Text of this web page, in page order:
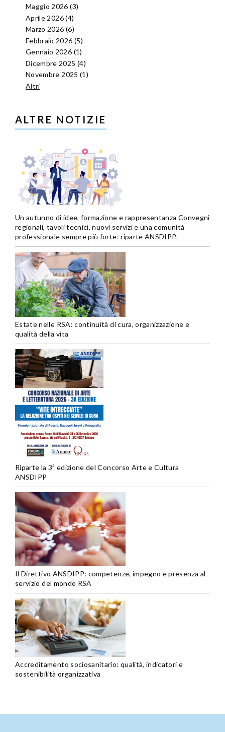
Maggio 2026 (3)
Aprile 2026(4)
Marzo 2026 (6)
Febbraio 2026 (5)
Gennaio 2026 (1)
Dicembre 2025 (4)
Novembre 2025 (1)
Altri
ALTRE NOTIZIE
Un autunno di idee, formazione e rappresentanza Convegni
regionali, tavoli tecnici, nuovi servizi e una comunità
professionale sempre più forte: riparte ANSDIPP.
Estate nelle RSA: continuità di cura, organizzazione e
qualità della vita
Riparte la 3ª edizione del Concorso Arte e Cultura
ANSDIPP
Il Direttivo ANSDIPP: competenze, impegno e presenza al
servizio del mondo RSA
Accreditamento sociosanitario: qualità, indicatori e
sostenibilità organizzativa